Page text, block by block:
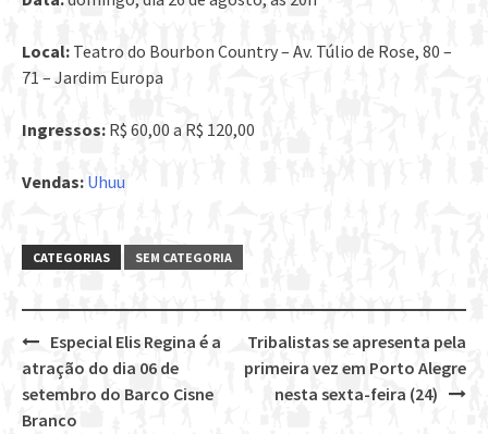
Local: Teatro do Bourbon Country – Av. Túlio de Rose, 80 –
71 – Jardim Europa
Ingressos: R$ 60,00 a R$ 120,00
Vendas: Uhuu
CATEGORIAS SEM CATEGORIA
Post
navigation
Tribalistas se apresenta pela
primeira vez em Porto Alegre
nesta sexta-feira (24)
Especial Elis Regina é a
atração do dia 06 de
setembro do Barco Cisne
Branco